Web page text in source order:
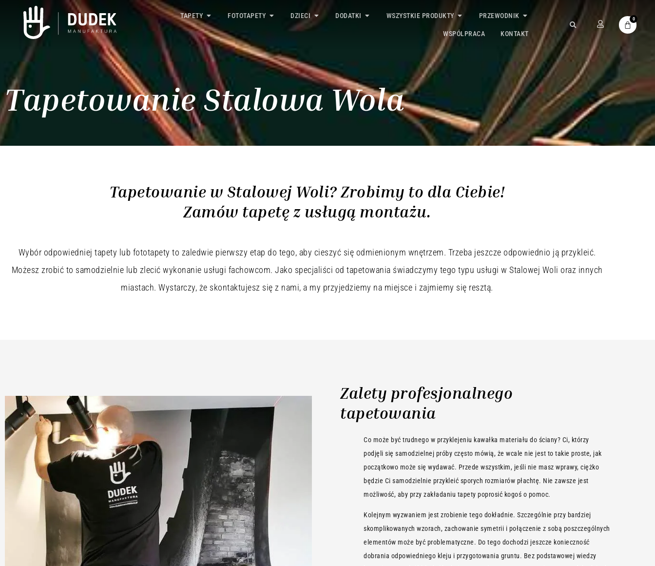
TAPETY FOTOTAPETY DZIECI DODATKI WSZYSTKIE PRODUKTY PRZEWODNIK
WSPÓLPRACA KONTAKT
0
Tapetowanie Stalowa Wola
Tapetowanie w Stalowej Woli? Zrobimy to dla Ciebie!
Zamów tapetę z usługą montażu.
Wybór odpowiedniej tapety lub fototapety to zaledwie pierwszy etap do tego, aby cieszyć się odmienionym wnętrzem. Trzeba jeszcze odpowiednio ją przykleić.
Możesz zrobić to samodzielnie lub zlecić wykonanie usługi fachowcom. Jako specjaliści od tapetowania świadczymy tego typu usługi w Stalowej Woli oraz innych
miastach. Wystarczy, że skontaktujesz się z nami, a my przyjedziemy na miejsce i zajmiemy się resztą.
Zalety profesjonalnego
tapetowania
Co może być trudnego w przyklejeniu kawałka materiału do ściany? Ci, którzy
podjęli się samodzielnej próby często mówią, że wcale nie jest to takie proste, jak
początkowo może się wydawać. Przede wszystkim, jeśli nie masz wprawy, ciężko
będzie Ci samodzielnie przykleić sporych rozmiarów płachtę. Nie zawsze jest
możliwość, aby przy zakładaniu tapety poprosić kogoś o pomoc.
Kolejnym wyzwaniem jest zrobienie tego dokładnie. Szczególnie przy bardziej
skomplikowanych wzorach, zachowanie symetrii i połączenie z sobą poszczególnych
elementów może być problematyczne. Do tego dochodzi jeszcze konieczność
dobrania odpowiedniego kleju i przygotowania gruntu. Bez podstawowej wiedzy